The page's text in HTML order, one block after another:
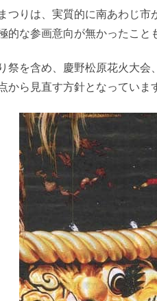
つりは、実質的に南あわじ
的な参画意向が無かったこと
祭を含め、慶野松原花火大
から見直す方針となっていま